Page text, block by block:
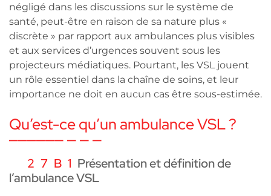
négligé dans les discussions sur le système de
santé, peut-être en raison de sa nature plus «
discrète » par rapport aux ambulances plus visibles
et aux services d’urgences souvent sous les
projecteurs médiatiques. Pourtant, les VSL jouent
un rôle essentiel dans la chaîne de soins, et leur
importance ne doit en aucun cas être sous-estimée.
Qu’est-ce qu’un ambulance VSL ?
Présentation et définition de
l’ambulance VSL